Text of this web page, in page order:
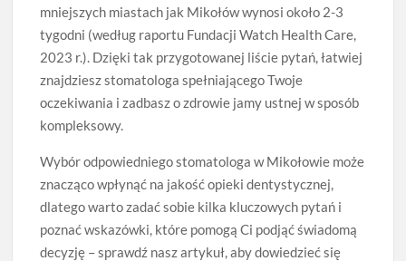
mniejszych miastach jak Mikołów wynosi około 2-3
tygodni (według raportu Fundacji Watch Health Care,
2023 r.). Dzięki tak przygotowanej liście pytań, łatwiej
znajdziesz stomatologa spełniającego Twoje
oczekiwania i zadbasz o zdrowie jamy ustnej w sposób
kompleksowy.
Wybór odpowiedniego stomatologa w Mikołowie może
znacząco wpłynąć na jakość opieki dentystycznej,
dlatego warto zadać sobie kilka kluczowych pytań i
poznać wskazówki, które pomogą Ci podjąć świadomą
decyzję – sprawdź nasz artykuł, aby dowiedzieć się